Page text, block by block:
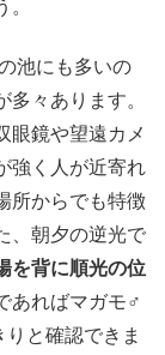
池にも多いの
々あります。
眼鏡や望遠カメ
強く人が近寄れ
所からでも特徴
、朝夕の逆光で
を背に順光の位
あればマガモ♂
と確認できま